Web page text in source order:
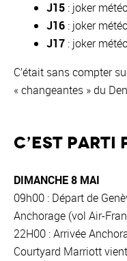
J15 : joker
J16 : joker
J17 : joker
C’était sans compter
« changeantes » du
C’est parti
DIMANCHE 8 MAI
09h00 : Départ de
Anchorage (vol Air-
22H00 : Arrivée
Courtyard Marriott